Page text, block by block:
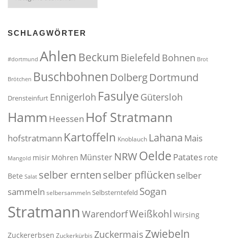
SCHLAGWÖRTER
#dortmund Ahlen Beckum Bielefeld Bohnen Brot
Brötchen Buschbohnen DolbergDortmund
Drensteinfurt Ennigerloh Fasulye Gütersloh
Hamm Heessen Hof Stratmann
hofstratmann Kartoffeln Knoblauch Lahana Mais
Mangold misir Möhren Münster NRWOelde Patates rote
Bete Salat selber erntenselber pflücken selber
sammeln selbersammelnSelbsterntefeld Sogan
Stratmann WarendorfWeißkohl Wirsing
Zuckererbsen Zuckerkürbis Zuckermais Zwiebeln